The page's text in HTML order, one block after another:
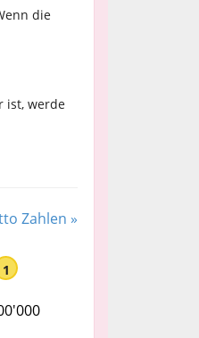
die
ist, werde
Zahlen »
1